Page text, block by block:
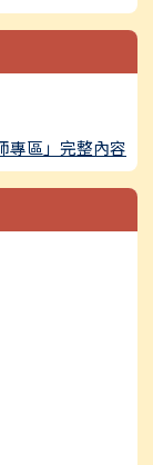
專區」完整內容